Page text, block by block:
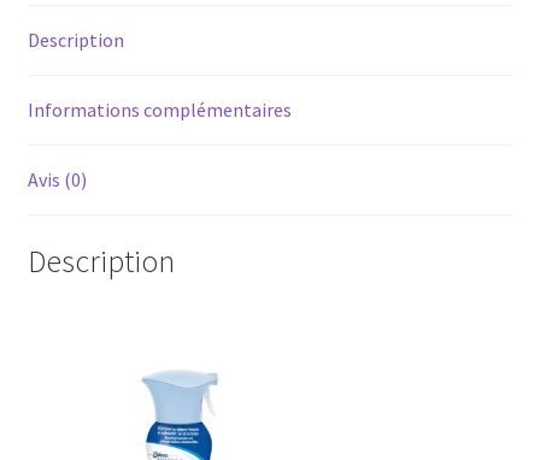
Description
Informations complémentaires
Avis (0)
Description